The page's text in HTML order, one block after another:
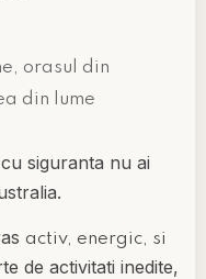
siguranta nu ai
activ, energic, si
de activitati inedite,